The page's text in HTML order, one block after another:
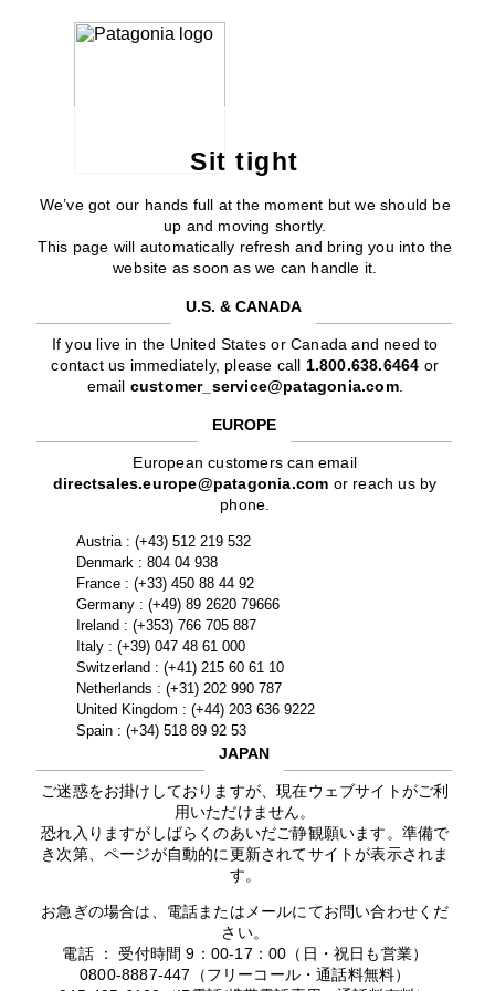
Sit tight
We’ve got our hands full at the moment but we should be
up and moving shortly.
This page will automatically refresh and bring you into the
website as soon as we can handle it.
U.S. & CANADA
If you live in the United States or Canada and need to
contact us immediately, please call 1.800.638.6464 or
email customer_service@patagonia.com.
EUROPE
European customers can email
directsales.europe@patagonia.com or reach us by
phone.
Austria : (+43) 512 219 532
Denmark : 804 04 938
France : (+33) 450 88 44 92
Germany : (+49) 89 2620 79666
Ireland : (+353) 766 705 887
Italy : (+39) 047 48 61 000
Switzerland : (+41) 215 60 61 10
Netherlands : (+31) 202 990 787
United Kingdom : (+44) 203 636 9222
Spain : (+34) 518 89 92 53
JAPAN
ご迷惑をお掛けしておりますが、現在ウェブサイトがご利
用いただけません。
恐れ入りますがしばらくのあいだご静観願います。準備で
き次第、ページが自動的に更新されてサイトが表示されま
す。
お急ぎの場合は、電話またはメールにてお問い合わせくだ
さい。
電話 ： 受付時間 9：00-17：00（日・祝日も営業）
0800-8887-447（フリーコール・通話料無料）